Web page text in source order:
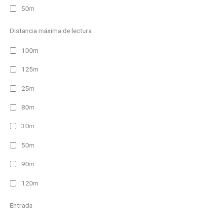
50m
Distancia máxima de lectura
100m
125m
25m
80m
30m
50m
90m
120m
Entrada